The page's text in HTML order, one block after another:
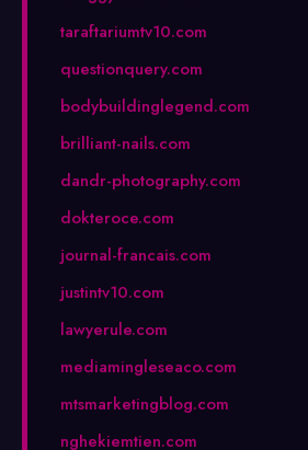
taraftariumtv10.com
questionquery.com
bodybuildinglegend.com
brilliant-nails.com
dandr-photography.com
dokteroce.com
journal-francais.com
justintv10.com
lawyerule.com
mediamingleseaco.com
mtsmarketingblog.com
nghekiemtien.com